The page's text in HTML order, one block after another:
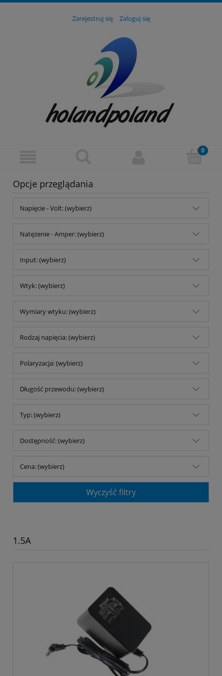
Zarejestruj się Zaloguj się
Opcje przeglądania
Napięcie - Volt: (wybierz)
Natężenie - Amper: (wybierz)
Input: (wybierz)
Wtyk: (wybierz)
Wymiary wtyku: (wybierz)
Rodzaj napięcia: (wybierz)
Polaryzacja: (wybierz)
Długość przewodu: (wybierz)
Typ: (wybierz)
Dostępność: (wybierz)
Cena: (wybierz)
Wyczyść filtry
1.5A